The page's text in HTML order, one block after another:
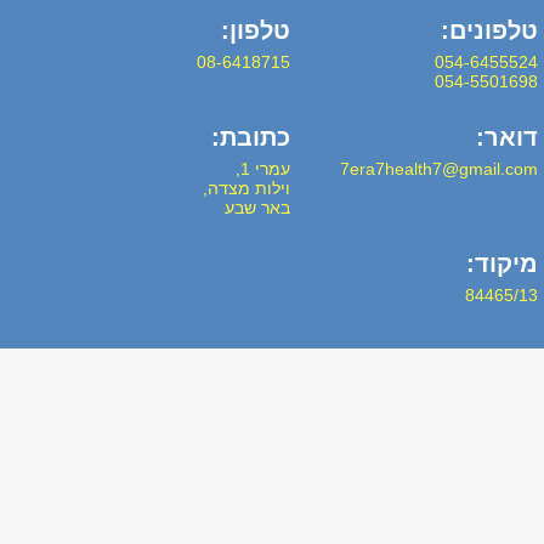
טלפונים:
054-6455524
054-5501698
טלפון:
08-6418715
דואר:
7era7health7@gmail.com
כתובת:
עמרי 1,
וילות מצדה,
באר שבע
מיקוד:
84465/13